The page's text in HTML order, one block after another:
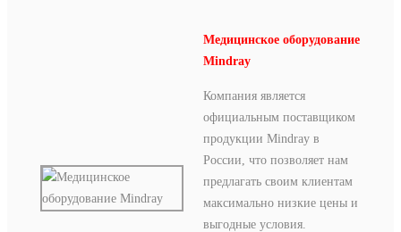
Медицинское оборудование
Mindray
Компания является
официальным поставщиком
продукции Mindray в
России, что позволяет нам
предлагать своим клиентам
максимально низкие цены и
выгодные условия.